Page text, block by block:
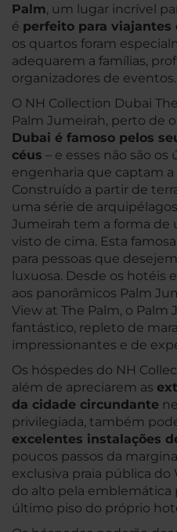
Palm, um lugar incrível
é perfeito para viajantes
os quartos foram
adequarem a famílias,
organizadores de eventos.
O NH Collection Dubai
Palm Jumeirah, perto de
Dubai é famoso pelos
céus – e esses não são os
engenharia que captam
Construído a partir de
uma série de
Jumeirah tem a forma de
visto de cima. Esta
para pessoas que
luxuosa. Desde os hotéis
aos panorâmicos Palm
View at The Palm, o Palm
fantástico, repleto de
impressionantes e de
Os hóspedes do NH
além de apreciarem as
da cidade circundante
privilegiada, também
excelentes instalações
poucos passos da
exclusiva praia pública do
do alto pela emblemática
último piso do próprio